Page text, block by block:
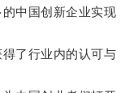
中国创新企业实现
了行业内的认可与